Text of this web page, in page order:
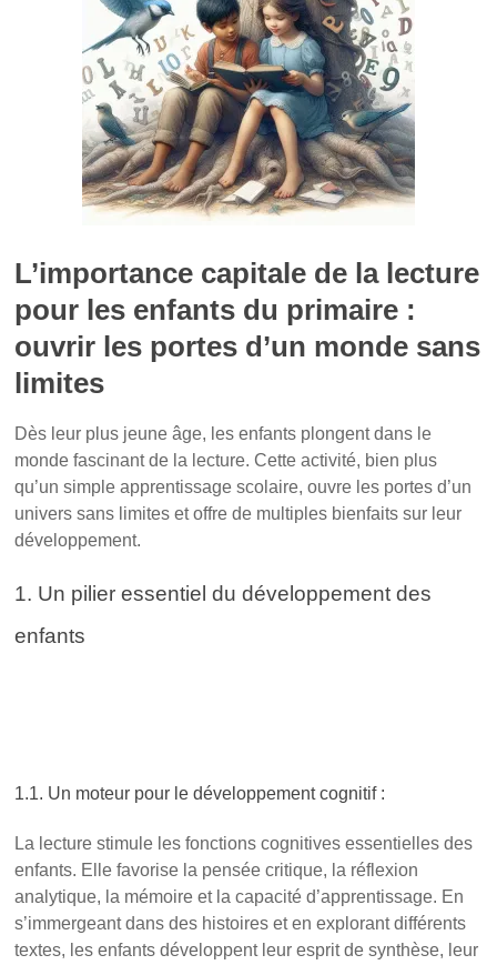
L’importance capitale de la lecture
pour les enfants du primaire :
ouvrir les portes d’un monde sans
limites
Dès leur plus jeune âge, les enfants plongent dans le
monde fascinant de la lecture. Cette activité, bien plus
qu’un simple apprentissage scolaire, ouvre les portes d’un
univers sans limites et offre de multiples bienfaits sur leur
développement.
1. Un pilier essentiel du développement des
enfants
1.1. Un moteur pour le développement cognitif :
La lecture stimule les fonctions cognitives essentielles des
enfants. Elle favorise la pensée critique, la réflexion
analytique, la mémoire et la capacité d’apprentissage. En
s’immergeant dans des histoires et en explorant différents
textes, les enfants développent leur esprit de synthèse, leur